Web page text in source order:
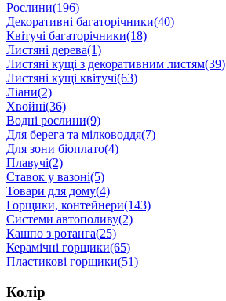
Рослини(196)
Декоративні багаторічники(40)
Квітучі багаторічники(18)
Листяні дерева(1)
Листяні кущі з декоративним листям(39)
Листяні кущі квітучі(63)
Ліани(2)
Хвойні(36)
Водні рослини(9)
Для берега та мілководдя(7)
Для зони біоплато(4)
Плавучі(2)
Ставок у вазоні(5)
Товари для дому(4)
Горщики, контейнери(143)
Системи автополиву(2)
Кашпо з ротанга(25)
Керамічні горщики(65)
Пластикові горщики(51)
Колір